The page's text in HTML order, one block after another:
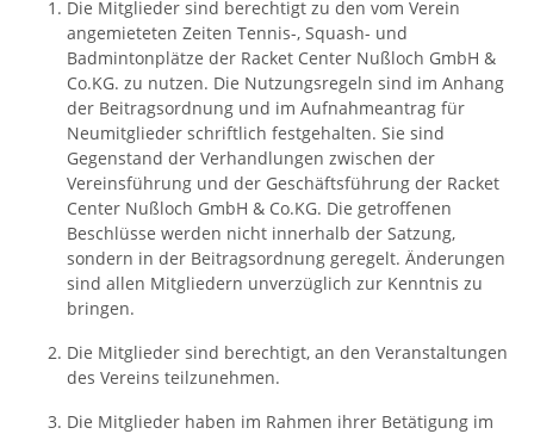
Die Mitglieder sind berechtigt zu den vom Verein
angemieteten Zeiten Tennis-, Squash- und
Badmintonplätze der Racket Center Nußloch GmbH &
Co.KG. zu nutzen. Die Nutzungsregeln sind im Anhang
der Beitragsordnung und im Aufnahmeantrag für
Neumitglieder schriftlich festgehalten. Sie sind
Gegenstand der Verhandlungen zwischen der
Vereinsführung und der Geschäftsführung der Racket
Center Nußloch GmbH & Co.KG. Die getroffenen
Beschlüsse werden nicht innerhalb der Satzung,
sondern in der Beitragsordnung geregelt. Änderungen
sind allen Mitgliedern unverzüglich zur Kenntnis zu
bringen.
Die Mitglieder sind berechtigt, an den Veranstaltungen
des Vereins teilzunehmen.
Die Mitglieder haben im Rahmen ihrer Betätigung im